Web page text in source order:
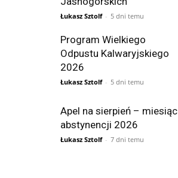
Łukasz Sztolf - 5 dni temu
Program Wielkiego
Odpustu Kalwaryjskiego
2026
Łukasz Sztolf - 5 dni temu
Apel na sierpień – miesiąc
abstynencji 2026
Łukasz Sztolf - 7 dni temu